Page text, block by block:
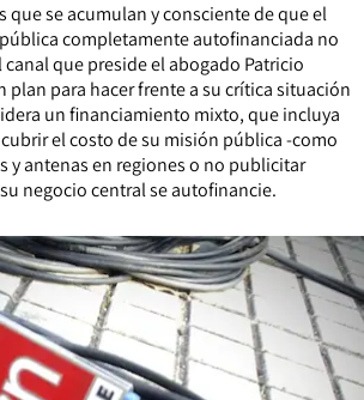
que se acumulan y consciente de que el
completamente autofinanciada no
que preside el abogado Patricio
plan para hacer frente a su crítica situación
un financiamiento mixto, que incluya
el costo de su misión pública -como
y antenas en regiones o no publicitar
negocio central se autofinancie.